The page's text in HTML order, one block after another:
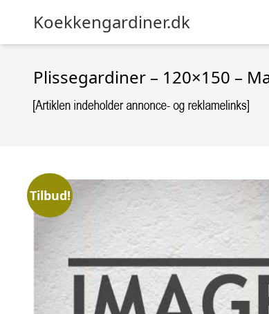
Koekkengardiner.dk
Plissegardiner – 120×150 –
Tilbud!